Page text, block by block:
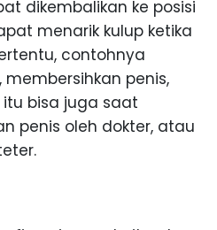
dikembalikan ke posisi
menarik kulup ketika
contohnya
penis,
itu bisa juga saat
penis oleh dokter, atau